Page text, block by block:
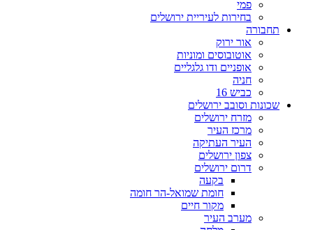
פמי
בחירות לעיריית ירושלים
תחבורה
אור ירוק
אוטובוסים ומוניות
אופניים ודו גלגליים
חניה
כביש 16
שכונות וסובב ירושלים
מזרח ירושלים
מרכז העיר
העיר העתיקה
צפון ירושלים
דרום ירושלים
בקעה
חומת שמואל-הר חומה
מקור חיים
מערב העיר